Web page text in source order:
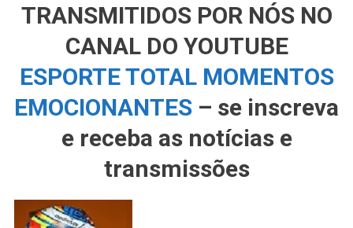
TRANSMITIDOS POR NÓS NO
CANAL DO YOUTUBE
ESPORTE TOTAL MOMENTOS
EMOCIONANTES – se inscreva
e receba as notícias e
transmissões